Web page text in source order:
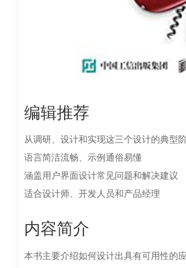
编辑推荐
从调研、设计和实现这三个设计的典型
语言简洁流畅、示例通俗易懂
涵盖用户界面设计常见问题和解决建议
适合设计师、开发人员和产品经理
内容简介
本书主要介绍如何设计出具有可用性的